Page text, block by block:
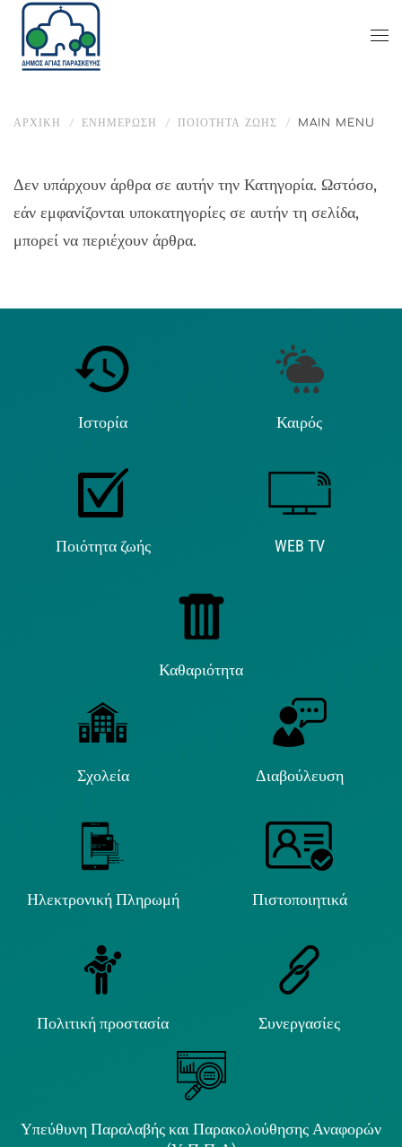
ΑΡΧΙΚΉ ΕΝΗΜΈΡΩΣΗ ΠΟΙΟΤΗΤΑ ΖΩΗΣ MAIN MENU
Δεν υπάρχουν άρθρα σε αυτήν την Κατηγορία. Ωστόσο,
εάν εμφανίζονται υποκατηγορίες σε αυτήν τη σελίδα,
μπορεί να περιέχουν άρθρα.
Ιστορία Καιρός
Ποιότητα ζωής WEB TV
Καθαριότητα
Σχολεία Διαβούλευση
Ηλεκτρονική Πληρωμή Πιστοποιητικά
Πολιτική προστασία Συνεργασίες
Υπεύθυνη Παραλαβής και Παρακολούθησης Αναφορών